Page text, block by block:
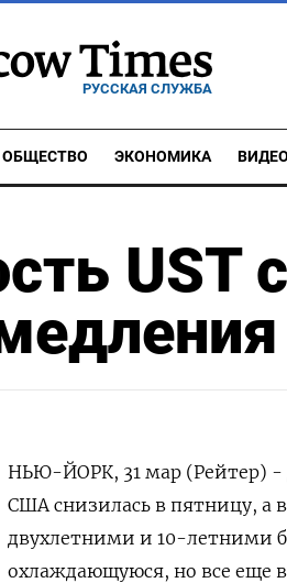
РУССКАЯ СЛУЖБА
ОБЩЕСТВО ЭКОНОМИКА ВИДЕО
UST
НЬЮ-ЙОРК, 31 мар (Рейтер) -
США снизилась в пятницу, а
двухлетними и 10-летними
охлаждающуюся, но все еще